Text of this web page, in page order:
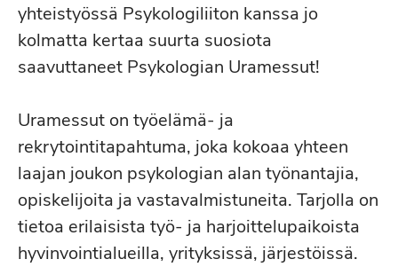
yhteistyössä Psykologiliiton kanssa jo
kolmatta kertaa suurta suosiota
saavuttaneet Psykologian Uramessut!
Uramessut on työelämä- ja
rekrytointitapahtuma, joka kokoaa yhteen
laajan joukon psykologian alan työnantajia,
opiskelijoita ja vastavalmistuneita. Tarjolla on
tietoa erilaisista työ- ja harjoittelupaikoista
hyvinvointialueilla, yrityksissä, järjestöissä.